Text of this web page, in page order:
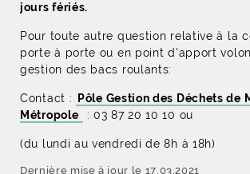
jours fériés.
Pour toute autre question relative à la
porte à porte ou en point d'apport
gestion des bacs roulants:
Contact :
Pôle Gestion des Déchets de
Métropole
: 03 87 20 10 10 ou
(du lundi au vendredi de 8h à 18h)
Dernière mise à jour le 17.03.2021